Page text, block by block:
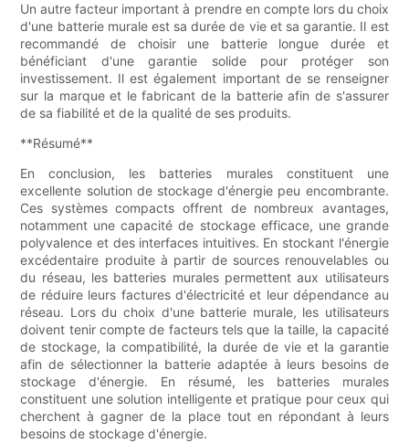
Un autre facteur important à prendre en compte lors du choix
d'une batterie murale est sa durée de vie et sa garantie. Il est
recommandé de choisir une batterie longue durée et
bénéficiant d'une garantie solide pour protéger son
investissement. Il est également important de se renseigner
sur la marque et le fabricant de la batterie afin de s'assurer
de sa fiabilité et de la qualité de ses produits.
**Résumé**
En conclusion, les batteries murales constituent une
excellente solution de stockage d'énergie peu encombrante.
Ces systèmes compacts offrent de nombreux avantages,
notamment une capacité de stockage efficace, une grande
polyvalence et des interfaces intuitives. En stockant l'énergie
excédentaire produite à partir de sources renouvelables ou
du réseau, les batteries murales permettent aux utilisateurs
de réduire leurs factures d'électricité et leur dépendance au
réseau. Lors du choix d'une batterie murale, les utilisateurs
doivent tenir compte de facteurs tels que la taille, la capacité
de stockage, la compatibilité, la durée de vie et la garantie
afin de sélectionner la batterie adaptée à leurs besoins de
stockage d'énergie. En résumé, les batteries murales
constituent une solution intelligente et pratique pour ceux qui
cherchent à gagner de la place tout en répondant à leurs
besoins de stockage d'énergie.